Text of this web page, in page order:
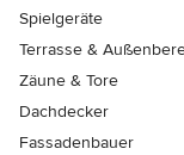
Spielgeräte
Terrasse &
Zäune & Tore
Dachdecker
Fassadenbauer